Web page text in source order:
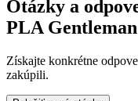
Otázky a
PLA
Získajte konkrétne
zakúpili.